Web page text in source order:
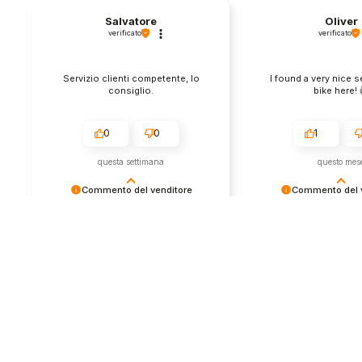
Commento del venditore
Salvatore
verificato
Servizio clienti competente, lo
consiglio.
0 0
questa settimana
Commento del
Oliver
verificato
I found a very nice
bike here!
1
questo